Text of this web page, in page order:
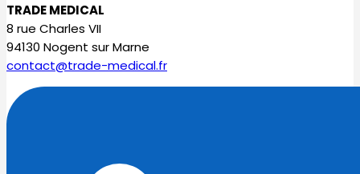
TRADE MEDICAL
8 rue Charles VII
94130 Nogent sur Marne
contact@trade-medical.fr